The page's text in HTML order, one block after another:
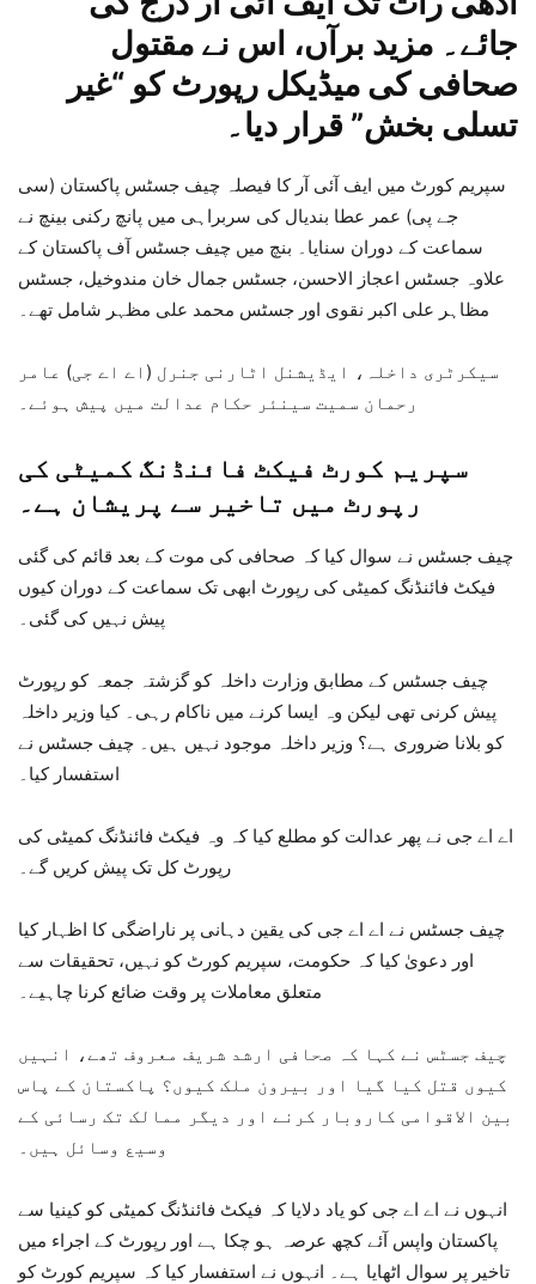
جائے۔ مزید برآں، اس نے مقتول
صحافی کی میڈیکل رپورٹ کو “غیر
تسلی بخش” قرار دیا۔
سپریم کورٹ میں ایف آئی آر کا فیصلہ چیف جسٹس پاکستان (سی
جے پی) عمر عطا بندیال کی سربراہی میں پانچ رکنی بینچ نے
سماعت کے دوران سنایا۔ بنچ میں چیف جسٹس آف پاکستان کے
علاوہ جسٹس اعجاز الاحسن، جسٹس جمال خان مندوخیل، جسٹس
مظاہر علی اکبر نقوی اور جسٹس محمد علی مظہر شامل تھے۔
سیکرٹری داخلہ، ایڈیشنل اٹارنی جنرل (اے اے جی) عامر
رحمان سمیت سینئر حکام عدالت میں پیش ہوئے۔
سپریم کورٹ فیکٹ فائنڈنگ کمیٹی کی
رپورٹ میں تاخیر سے پریشان ہے۔
چیف جسٹس نے سوال کیا کہ صحافی کی موت کے بعد قائم کی گئی
فیکٹ فائنڈنگ کمیٹی کی رپورٹ ابھی تک سماعت کے دوران کیوں
پیش نہیں کی گئی۔
چیف جسٹس کے مطابق وزارت داخلہ کو گزشتہ جمعہ کو رپورٹ
پیش کرنی تھی لیکن وہ ایسا کرنے میں ناکام رہی۔ کیا وزیر داخلہ
کو بلانا ضروری ہے؟ وزیر داخلہ موجود نہیں ہیں۔ چیف جسٹس نے
استفسار کیا۔
اے اے جی نے پھر عدالت کو مطلع کیا کہ وہ فیکٹ فائنڈنگ کمیٹی کی
رپورٹ کل تک پیش کریں گے۔
چیف جسٹس نے اے اے جی کی یقین دہانی پر ناراضگی کا اظہار کیا
اور دعویٰ کیا کہ حکومت، سپریم کورٹ کو نہیں، تحقیقات سے
متعلق معاملات پر وقت ضائع کرنا چاہیے۔
چیف جسٹس نے کہا کہ صحافی ارشد شریف معروف تھے، انہیں
کیوں قتل کیا گیا اور بیرون ملک کیوں؟ پاکستان کے پاس
بین الاقوامی کاروبار کرنے اور دیگر ممالک تک رسائی کے
وسیع وسائل ہیں۔
انہوں نے اے اے جی کو یاد دلایا کہ فیکٹ فائنڈنگ کمیٹی کو کینیا سے
پاکستان واپس آئے کچھ عرصہ ہو چکا ہے اور رپورٹ کے اجراء میں
تاخیر پر سوال اٹھایا ہے۔ انہوں نے استفسار کیا کہ سپریم کورٹ کو